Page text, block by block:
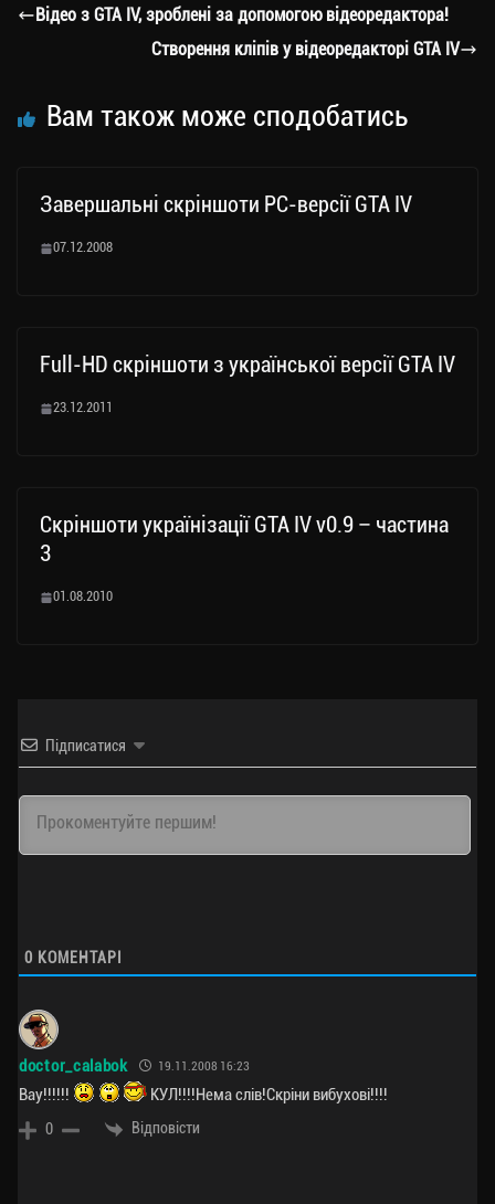
a
er ok Li
nk
ли
ти
Відео з GTA IV, зроблені за допомогою відеоредактора!
Створення кліпів у відеоредакторі GTA IV
Вам також може сподобатись
Завершальні скріншоти PC-версії GTA IV
07.12.2008
Full-HD скріншоти з української версії GTA IV
23.12.2011
Скріншоти українізації GTA IV v0.9 – частина
3
01.08.2010
Підписатися
0 КОМЕНТАРІ
doctor_calabok 19.11.2008 16:23
Вау!!!!!! КУЛ!!!!Нема слів!Скріни вибухові!!!!
0 Відповісти